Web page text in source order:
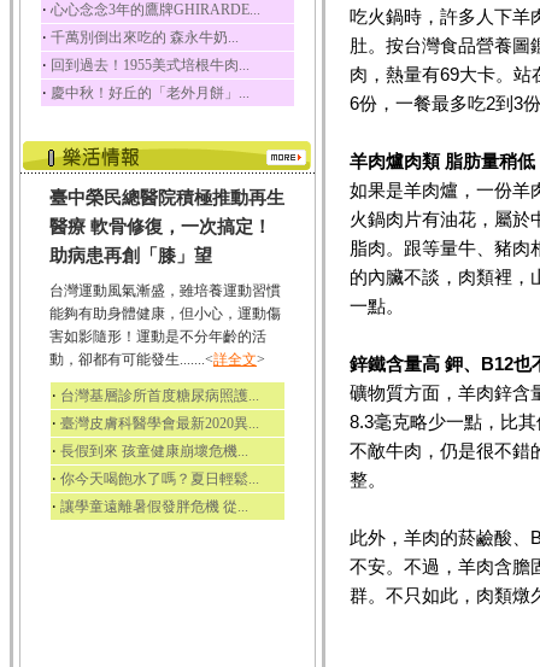
養成分有揮發油、檸...
草魚
草魚含有維生素A、維生
素C、及豐富的蛋白...
‧ 心心念念3年的鷹牌GHIRARDE...
‧ 千萬別倒出來吃的 森永牛奶...
‧ 回到過去！1955美式培根牛肉...
‧ 慶中秋！好丘的「老外月餅」...
臺中榮民總醫院積極推動再生
醫療 軟骨修復，一次搞定！
助病患再創「膝」望
台灣運動風氣漸盛，雖培養運動習慣
能夠有助身體健康，但小心，運動傷
害如影隨形！運動是不分年齡的活
動，卻都有可能發生.......<詳全文>
‧ 台灣基層診所首度糖尿病照護...
‧ 臺灣皮膚科醫學會最新2020異...
‧ 長假到來 孩童健康崩壞危機...
‧ 你今天喝飽水了嗎？夏日輕鬆...
‧ 讓學童遠離暑假發胖危機 從...
吃火鍋時，許多人下羊
肚。按台灣食品營養圖
肉，熱量有69大卡。
6份，一餐最多吃2到3
羊肉爐肉類 脂肪量稍低
如果是羊肉爐，一份羊
火鍋肉片有油花，屬於
脂肉。跟等量牛、豬肉
的內臟不談，肉類裡，
一點。
鋅鐵含量高 鉀、B12也
礦物質方面，羊肉鋅含
8.3毫克略少一點，比
不敵牛肉，仍是很不錯
整。
此外，羊肉的菸鹼酸、
不安。不過，羊肉含膽
群。不只如此，肉類燉